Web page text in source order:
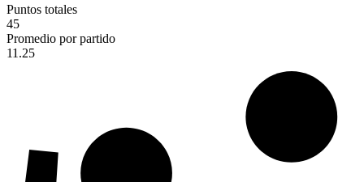
Puntos totales
45
Promedio por partido
11.25